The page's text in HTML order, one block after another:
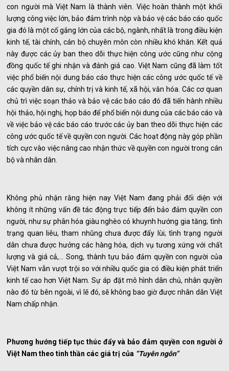
con người mà Việt Nam là thành viên. Việc hoàn thành một khối
lượng công việc lớn, bảo đảm trình nộp và bảo vệ các báo cáo quốc
gia đó là một cố gắng lớn của các bộ, ngành, nhất là trong điều kiện
kinh tế, tài chính, cán bộ chuyên môn còn nhiều khó khăn. Kết quả
này được các ủy ban theo dõi thực hiện công ước cũng như cộng
đồng quốc tế ghi nhận và đánh giá cao. Việt Nam cũng đã làm tốt
việc phổ biến nội dung báo cáo thực hiện các công ước quốc tế về
các quyền dân sự, chính trị và kinh tế, xã hội, văn hóa. Các cơ quan
chủ trì việc soạn thảo và bảo vệ các báo cáo đó đã tiến hành nhiều
hội thảo, hội nghị, họp báo để phổ biến nội dung của các báo cáo và
về việc bảo vệ các báo cáo trước các ủy ban theo dõi thực hiện các
công ước quốc tế về quyền con người. Các hoạt động này góp phần
tích cực vào việc nâng cao nhận thức về quyền con người trong cán
bộ và nhân dân.
Không phủ nhận rằng hiện nay Việt Nam đang phải đối diện với
không ít những vấn đề tác động trực tiếp đến bảo đảm quyền con
người, như sự phân hóa giàu nghèo có khuynh hướng gia tăng; tình
trạng quan liêu, tham nhũng chưa được đẩy lùi; tình trạng người
dân chưa được hưởng các hàng hóa, dịch vụ tương xứng với chất
lượng và giá cả,... Song, thành tựu bảo đảm quyền con người của
Việt Nam vẫn vượt trội so với nhiều quốc gia có điều kiện phát triển
kinh tế cao hơn Việt Nam. Sự áp đặt mô hình dân chủ, nhân quyền
nào đó từ bên ngoài, vì lẽ đó, sẽ không bao giờ được nhân dân Việt
Nam chấp nhận.
Phương hướng tiếp tục thúc đẩy và bảo đảm quyền con người ở
Việt Nam theo tinh thần các giá trị của “Tuyên ngôn”